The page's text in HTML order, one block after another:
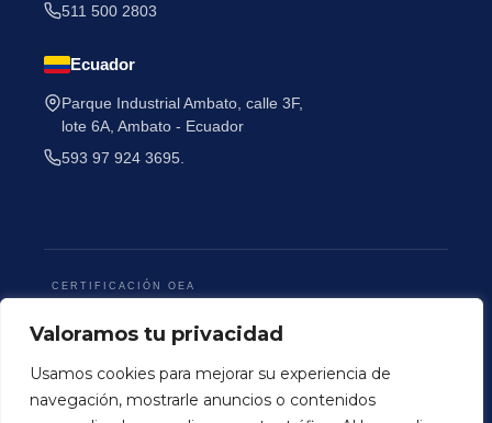
Valoramos tu privacidad
Usamos cookies para mejorar su experiencia de
navegación, mostrarle anuncios o contenidos
511 500 2803
Ecuador
Parque Industrial Ambato, calle 3F,
lote 6A, Ambato - Ecuador
593 97 924 3695.
CERTIFICACIÓN OEA
Terminos y CondicionesPolitica de Privacidad